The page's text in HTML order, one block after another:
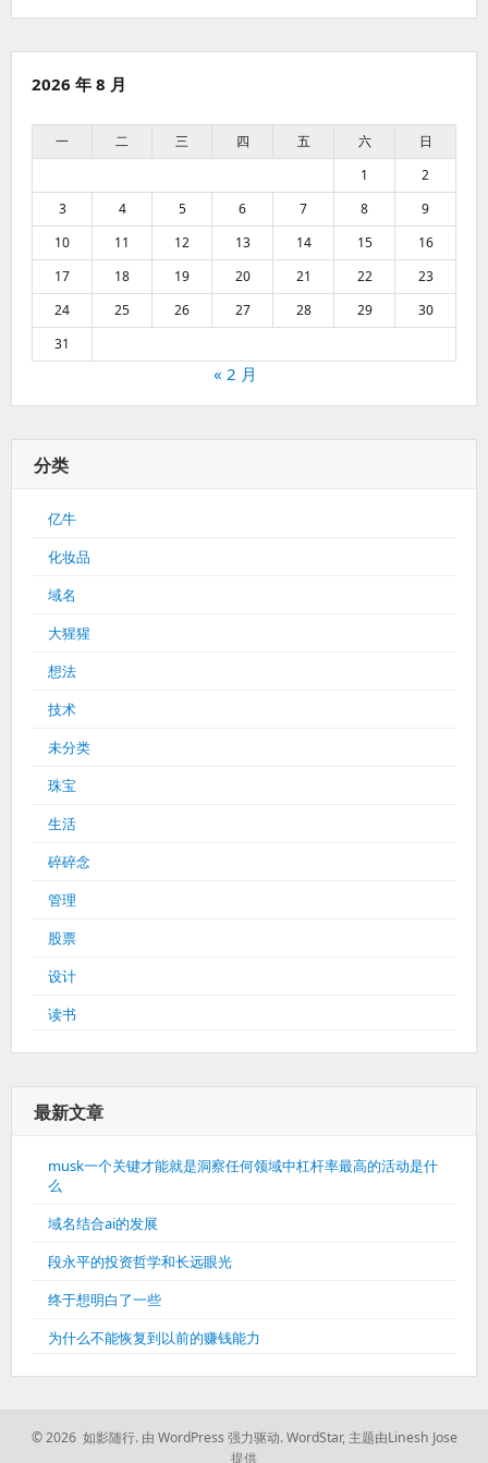
2026 年 8 月
一 二 三 四 五 六
日
1
2
3
4 5 6 7 8
9
10
11 12 13 14 15
16
17
18 19 20 21 22
23
24
25 26 27 28 29
30
31
« 2 月
分类
亿牛
化妆品
域名
大猩猩
想法
技术
未分类
珠宝
生活
碎碎念
管理
股票
设计
读书
最新文章
musk一个关键才能就是洞察任何领域中杠杆率最高的活动是什
么
域名结合ai的发展
段永平的投资哲学和长远眼光
终于想明白了一些
为什么不能恢复到以前的赚钱能力
© 2026 如影随行. 由 WordPress 强力驱动. WordStar, 主题由Linesh Jose
提供